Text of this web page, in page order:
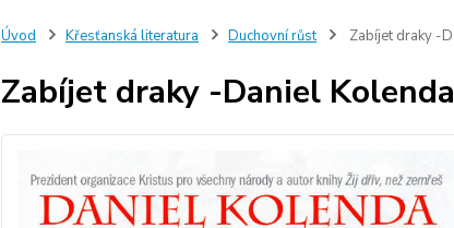
Úvod Křesťanská literatura Duchovní růst Zabíjet draky -
Zabíjet draky -Daniel Kolenda